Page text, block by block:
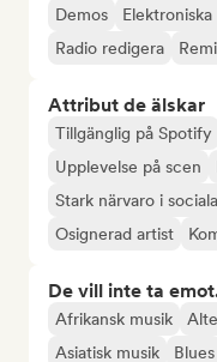
Demos Elektroniska
Radio redigera
Attribut de älskar
Tillgänglig på Spotify
Upplevelse på scen
Stark närvaro i
Osignerad artist
De vill inte ta
Afrikansk musik
Asiatisk musik
Blues